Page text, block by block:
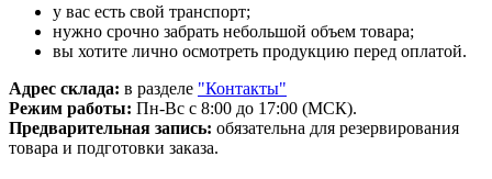
у вас есть свой транспорт;
нужно срочно забрать небольшой объем товара;
вы хотите лично осмотреть продукцию перед оплатой.
Адрес склада: в разделе "Контакты"
Режим работы: Пн-Вс с 8:00 до 17:00 (МСК).
Предварительная запись: обязательна для резервирования
товара и подготовки заказа.